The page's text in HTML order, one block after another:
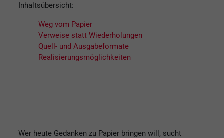
Inhaltsübersicht:
Weg vom Papier
Verweise statt Wiederholungen
Quell- und Ausgabeformate
Realisierungsmöglichkeiten
Wer heute Gedanken zu Papier bringen will, sucht